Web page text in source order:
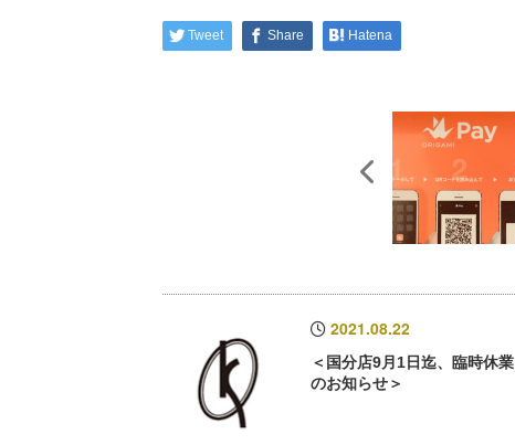
Tweet Share Hatena
2021.08.22
＜国分店9月1日迄、臨時休業
のお知らせ＞